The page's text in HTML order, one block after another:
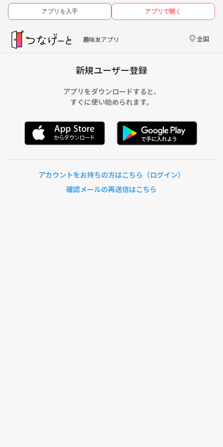
アプリを入手 アプリで開く
趣味友アプリ 全国
新規ユーザー登録
アプリをダウンロードすると、
すぐに使い始められます。
アカウントをお持ちの方はこちら（ログイン）
確認メールの再送信はこちら